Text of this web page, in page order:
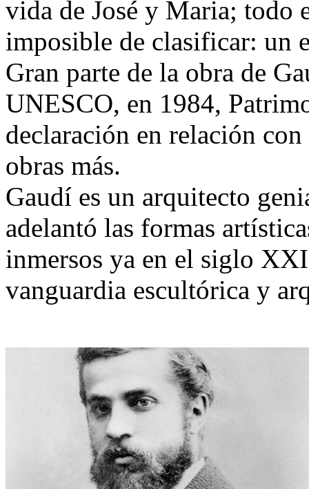
vida de José y Maria; todo
imposible de clasificar: un
Gran parte de la obra de
UNESCO, en 1984,
declaración en relación
obras más.
Gaudí es un arquitecto
adelantó las formas
inmersos ya en el siglo
vanguardia escultórica y